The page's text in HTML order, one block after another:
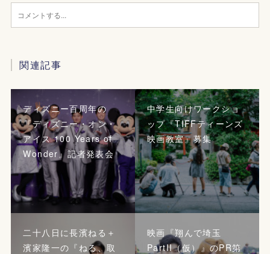
関連記事
ディズニー百周年の
『ディズニー・オン・
アイス 100 Years of
Wonder』記者発表会
中学生向けワークショ
ップ『TIFFティーンズ
映画教室』募集
二十八日に長濱ねる＋
濱家隆一の『ねる、取
映画『翔んで埼玉
PartII（仮）』のPR第